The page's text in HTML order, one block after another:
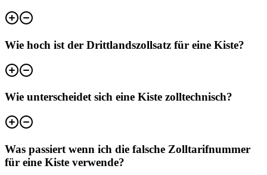
Wie hoch ist der Drittlandszollsatz für eine Kiste?
Wie unterscheidet sich eine Kiste zolltechnisch?
Was passiert wenn ich die falsche Zolltarifnummer
für eine Kiste verwende?